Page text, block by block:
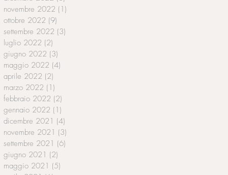
novembre 2022 (1)
ottobre 2022 (9)
settembre 2022 (3)
luglio 2022 (2)
giugno 2022 (3)
maggio 2022 (4)
aprile 2022 (2)
marzo 2022 (1)
febbraio 2022 (2)
gennaio 2022 (1)
dicembre 2021 (4)
novembre 2021 (3)
settembre 2021 (6)
giugno 2021 (2)
maggio 2021 (5)